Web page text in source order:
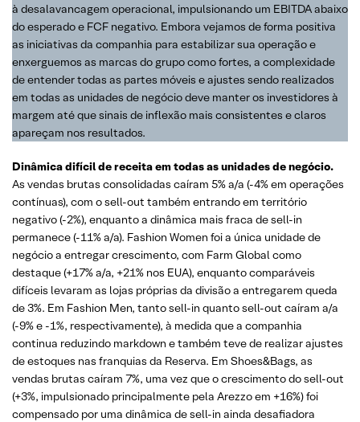
à desalavancagem operacional, impulsionando um EBITDA abaixo
do esperado e FCF negativo. Embora vejamos de forma positiva
as iniciativas da companhia para estabilizar sua operação e
enxerguemos as marcas do grupo como fortes, a complexidade
de entender todas as partes móveis e ajustes sendo realizados
em todas as unidades de negócio deve manter os investidores à
margem até que sinais de inflexão mais consistentes e claros
apareçam nos resultados.
Dinâmica difícil de receita em todas as unidades de negócio.
As vendas brutas consolidadas caíram 5% a/a (-4% em operações
contínuas), com o sell-out também entrando em território
negativo (-2%), enquanto a dinâmica mais fraca de sell-in
permanece (-11% a/a). Fashion Women foi a única unidade de
negócio a entregar crescimento, com Farm Global como
destaque (+17% a/a, +21% nos EUA), enquanto comparáveis
difíceis levaram as lojas próprias da divisão a entregarem queda
de 3%. Em Fashion Men, tanto sell-in quanto sell-out caíram a/a
(-9% e -1%, respectivamente), à medida que a companhia
continua reduzindo markdown e também teve de realizar ajustes
de estoques nas franquias da Reserva. Em Shoes&Bags, as
vendas brutas caíram 7%, uma vez que o crescimento do sell-out
(+3%, impulsionado principalmente pela Arezzo em +16%) foi
compensado por uma dinâmica de sell-in ainda desafiadora